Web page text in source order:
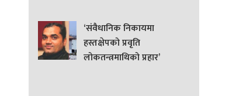
‘संवैधानिक निकायमा
हस्तक्षेपको प्रवृति
लोकतन्त्रमाथिको प्रहार’